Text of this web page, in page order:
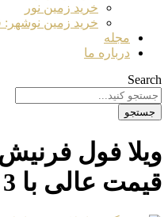
خرید زمین نور
خرید زمین نوشهر:
مجله
درباره ما
Search
جستجو
ویلا فول
قیمت عالی با 3 خواب مستر